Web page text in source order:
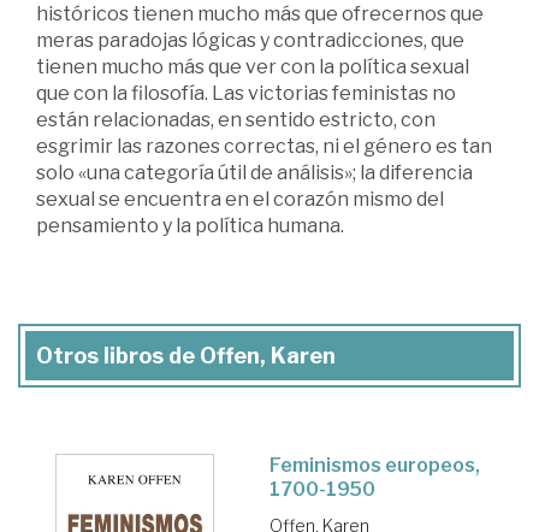
históricos tienen mucho más que ofrecernos que
meras paradojas lógicas y contradicciones, que
tienen mucho más que ver con la política sexual
que con la filosofía. Las victorias feministas no
están relacionadas, en sentido estricto, con
esgrimir las razones correctas, ni el género es tan
solo «una categoría útil de análisis»; la diferencia
sexual se encuentra en el corazón mismo del
pensamiento y la política humana.
Otros libros de Offen, Karen
Feminismos europeos,
1700-1950
Offen, Karen